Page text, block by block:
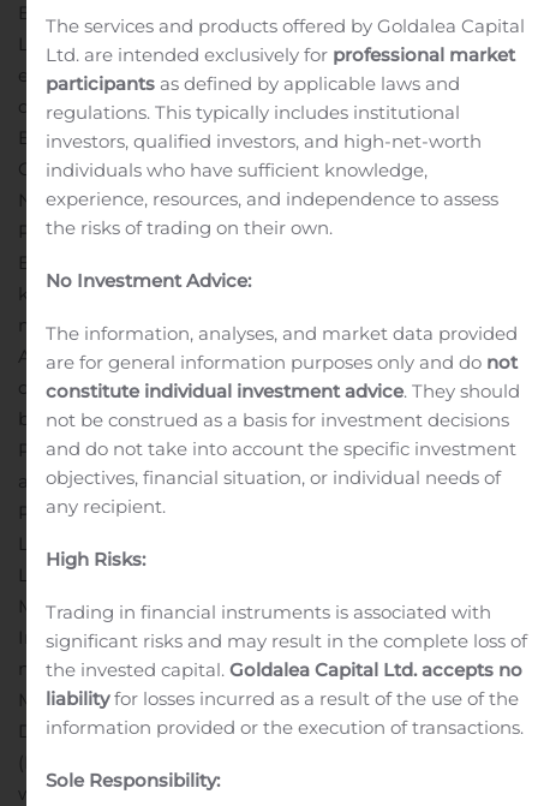
BSLN) gab heute bekannt, dass der von ihrem
Lizenzpartner Pfizer Inc. (NYSE: PFE, “Pfizer”)
eingereichte Antrag auf Marktzulassung in China für
das Antimykotikum Isavuconazol (Cresemba ) zur
Behandlung von Patienten mit Mukormykose vom
Center for Drug Evaluation bei der chinesischen
National Medical Products Administration (NMPA) zur
Prüfung angenommen wurde.David Veitch, Chief
Executive Officer, sagte: „China ist für Cresemba ein
kommerziell sehr wichtiger Markt und macht derzeit
mehr als 15 Prozent des Weltmarkts für neuere
Antimykotika aus. Wir sind daher sehr zufrieden mit
den Fortschritten, die Pfizer in China macht, um die
bisher nicht gedeckten medizinischen Bedürfnisse von
Patienten mit invasiven Schimmelpilzinfektionen zu
adressieren.“Im November 2017 erweiterten Basilea und
Pfizer ihren für Europa (mit Ausnahme der nordischen
Länder), Russland, die Türkei und Israel bestehenden
Lizenzvertrag auf China, einschliesslich Hongkong und
Macau, sowie 16 Länder im asiatisch-pazifischen Raum.
Im Rahmen der Vereinbarung mit Pfizer hat Basilea
noch Anspruch auf regulatorische und kommerzielle
Meilensteinzahlungen von bis zu rund 630 Mio. US-
Dollar sowie auf umsatzbezogene Lizenzgebühren
(Royalties) im Mittzehner-Prozentbereich.
wurde bisher in über 50 Ländern zugelassen und wird
The services and products offered by Goldalea Capital
Ltd. are intended exclusively for professional market
participants as defined by applicable laws and
regulations. This typically includes institutional
investors, qualified investors, and high-net-worth
individuals who have sufficient knowledge,
experience, resources, and independence to assess
the risks of trading on their own.
No Investment Advice:
The information, analyses, and market data provided
are for general information purposes only and do not
constitute individual investment advice. They should
not be construed as a basis for investment decisions
and do not take into account the specific investment
objectives, financial situation, or individual needs of
any recipient.
High Risks:
Trading in financial instruments is associated with
significant risks and may result in the complete loss of
the invested capital.Goldalea Capital Ltd. accepts no
liabilityfor losses incurred as a result of the use of the
information provided or the execution of transactions.
Sole Responsibility: